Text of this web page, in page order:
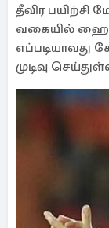
தீவிர
வகையில்
முடிவு